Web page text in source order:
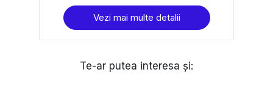
Vezi mai multe detalii
Te-ar putea interesa și: